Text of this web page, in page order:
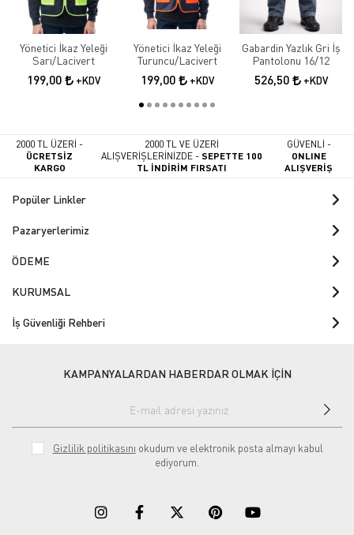
Yönetici İkaz Yeleği
Sarı/Lacivert
199,00 +KDV
Yönetici İkaz Yeleği
Turuncu/Lacivert
199,00 +KDV
Gabardin Yazlık Gri İş
Pantolonu 16/12
526,50 +KDV
2000 TL ÜZERİ -
ÜCRETSİZ
KARGO
2000 TL VE ÜZERİ
ALIŞVERİŞLERİNİZDE -SEPETTE 100
TL İNDİRİM FIRSATI
GÜVENLİ -
ONLINE
ALIŞVERİŞ
Popüler Linkler
Pazaryerlerimiz
ÖDEME
KURUMSAL
İş Güvenliği Rehberi
KAMPANYALARDAN HABERDAR OLMAK İÇİN
Gizlilik politikasını okudum ve elektronik posta almayı kabul
ediyorum.